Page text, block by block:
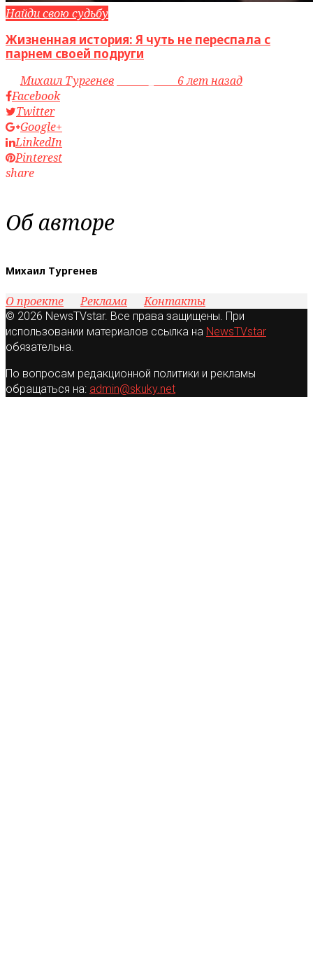
Найди свою судьбу
Жизненная история: Я чуть не переспала с
парнем своей подруги
byМихаил Тургенев
6 лет назад
Facebook
Twitter
Google+
LinkedIn
Pinterest
share
Об авторе
Михаил Тургенев
О проекте Реклама Контакты
© 2026 NewsTVstar. Все права защищены. При
использовании материалов ссылка на NewsTVstar
обязательна.
По вопросам редакционной политики и рекламы
обращаться на: admin@skuky.net